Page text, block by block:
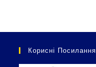
Корисні Посилання